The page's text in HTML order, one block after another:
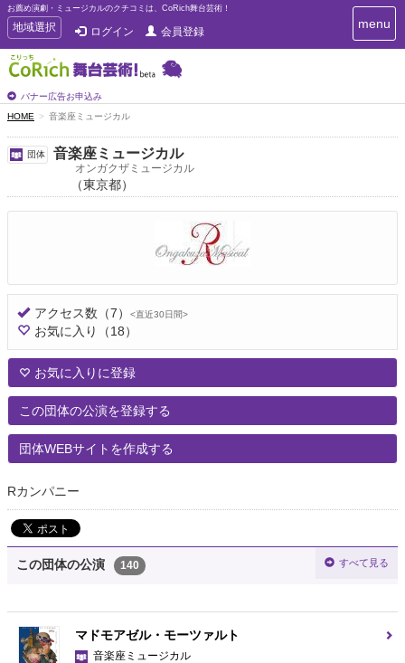
お薦め演劇・ミュージカルのクチコミは、CoRich舞台芸術！
T
o
g
g
e
n
a
v
i
a
t
地域選択 ログイン 会員登録
バナー広告お申込み
T
o
n
menu
HOME 音楽座ミュージカル
団体 音楽座ミュージカル
オンガクザミュージカル
（東京都）
アクセス数 （7） <直近30日間>
お気に入り （18）
お気に入りに登録
この団体の公演を登録する
団体WEBサイトを作成する
Rカンパニー
この団体の公演 140 すべて見る
マドモアゼル・モーツァルト
音楽座ミュージカル